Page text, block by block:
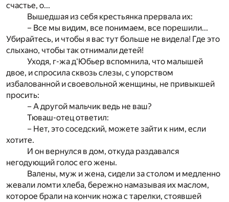
счастье, о...
Вышедшая из себя крестьянка прервала их:
– Все мы видим, все понимаем, все порешили...
Убирайтесь, и чтобы я вас тут больше не видела! Где это
слыхано, чтобы так отнимали детей!
Уходя, г-жа д'Юбьер вспомнила, что малышей
двое, и спросила сквозь слезы, с упорством
избалованной и своевольной женщины, не привыкшей
просить:
– А другой мальчик ведь не ваш?
Тюваш-отец ответил:
– Нет, это соседский, можете зайти к ним, если
хотите.
И он вернулся в дом, откуда раздавался
негодующий голос его жены.
Валены, муж и жена, сидели за столом и медленно
жевали ломти хлеба, бережно намазывая их маслом,
которое брали на кончик ножа с тарелки, стоявшей